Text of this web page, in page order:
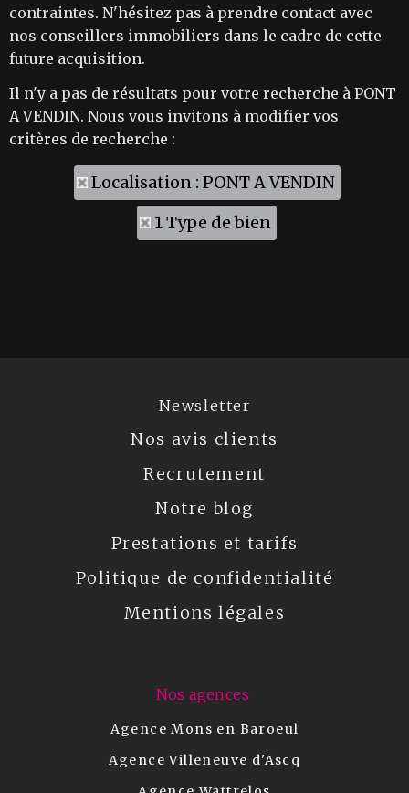
contraintes. N'hésitez pas à prendre contact avec
nos conseillers immobiliers dans le cadre de cette
future acquisition.
Il n'y a pas de résultats pour votre recherche à PONT
A VENDIN. Nous vous invitons à modifier vos
critères de recherche :
Localisation : PONT A VENDIN
1 Type de bien
Newsletter
Nos avis clients
Recrutement
Notre blog
Prestations et tarifs
Politique de confidentialité
Mentions légales
Nos agences
Agence Mons en Baroeul
Agence Villeneuve d'Ascq